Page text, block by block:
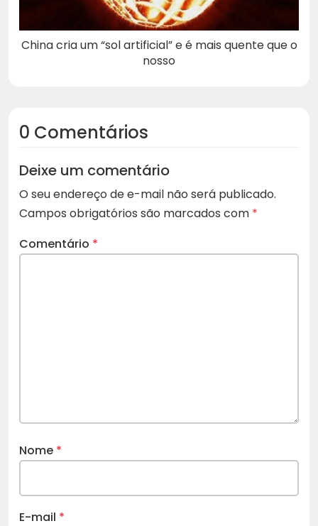
China cria um “sol artificial” e é mais quente que o
nosso
0 Comentários
Deixe um comentário
O seu endereço de e-mail não será publicado.
Campos obrigatórios são marcados com *
Comentário *
Nome *
E-mail *